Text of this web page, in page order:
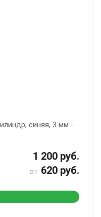
синяя, 3 мм -
1 200 руб.
от 620 руб.